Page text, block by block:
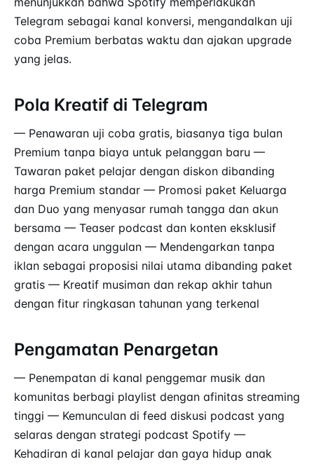
Telegram sebagai kanal konversi, mengandalkan uji
coba Premium berbatas waktu dan ajakan upgrade
yang jelas.
Pola Kreatif di Telegram
— Penawaran uji coba gratis, biasanya tiga bulan
Premium tanpa biaya untuk pelanggan baru —
Tawaran paket pelajar dengan diskon dibanding
harga Premium standar — Promosi paket Keluarga
dan Duo yang menyasar rumah tangga dan akun
bersama — Teaser podcast dan konten eksklusif
dengan acara unggulan — Mendengarkan tanpa
iklan sebagai proposisi nilai utama dibanding paket
gratis — Kreatif musiman dan rekap akhir tahun
dengan fitur ringkasan tahunan yang terkenal
Pengamatan Penargetan
— Penempatan di kanal penggemar musik dan
komunitas berbagi playlist dengan afinitas streaming
tinggi — Kemunculan di feed diskusi podcast yang
selaras dengan strategi podcast Spotify —
Kehadiran di kanal pelajar dan gaya hidup anak